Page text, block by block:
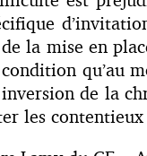
la mise en
qu’au
de la
les contentieux